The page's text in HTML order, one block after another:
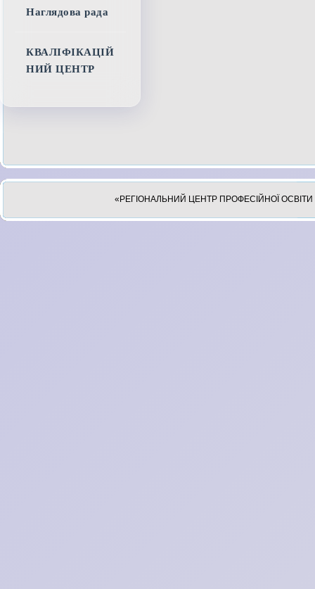
Наглядова рада
КВАЛІФІКАЦІЙ
НИЙ ЦЕНТР
«РЕГІОНАЛЬНИЙ ЦЕНТР ПРОФЕСІЙНОЇ